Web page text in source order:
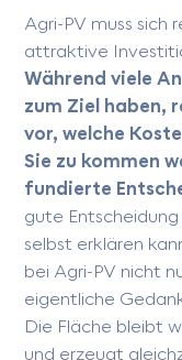
Agri-PV muss sich
attraktive
Während viele
zum Ziel haben,
vor, welche
Sie zu kommen
fundierte
gute
selbst erklären
bei Agri-PV nicht
eigentliche
Die Fläche bleibt
und erzeugt